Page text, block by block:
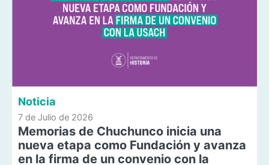
Noticia
7 de Julio de 2026
Memorias de Chuchunco inicia una
nueva etapa como Fundación y avanza
en la firma de un convenio con la